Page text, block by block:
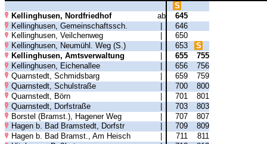
S
Kellinghusen, Nordfriedhof
ab
645
Kellinghusen, Gemeinschaftssch.
|
646
Kellinghusen, Veilchenweg
650
Kellinghusen, Neumühl. Weg (S.)
653
S
Kellinghusen, Amtsverwaltung
655
755
Kellinghusen, Eichenallee
656
756
Quarnstedt, Schmidsbarg
659
759
Quarnstedt, Schulstraße
700
800
Quarnstedt, Börn
701
801
Quarnstedt, Dorfstraße
| 703
803
Borstel (Bramst.), Hagener Weg
| 707
807
Hagen b. Bad Bramstedt, Dorfstr
709
809
Hagen b. Bad Bramst., Am Heisch
711
811